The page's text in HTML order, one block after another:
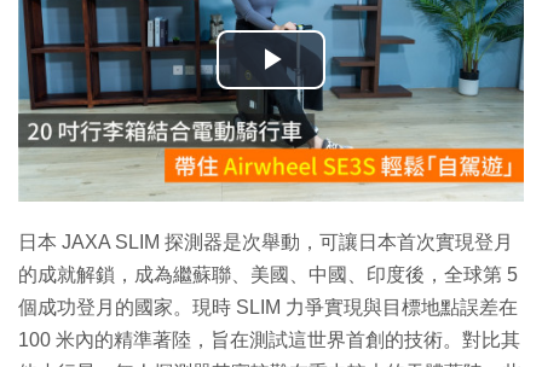
播
放
影
片
日本 JAXA SLIM 探測器是次舉動，可讓日本首次實現登月
的成就解鎖，成為繼蘇聯、美國、中國、印度後，全球第 5
個成功登月的國家。現時 SLIM 力爭實現與目標地點誤差在
100 米內的精準著陸，旨在測試這世界首創的技術。對比其